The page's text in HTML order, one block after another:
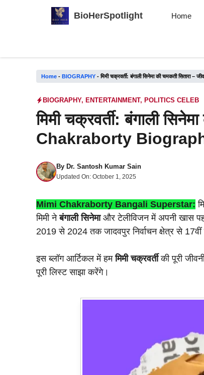
BioHerSpotlight Home
Home - BIOGRAPHY -मिमी चक्रवर्ती: बंगाली सिनेमा की चमकती
BIOGRAPHY, ENTERTAINMENT, POLITICS CELEB
मिमी चक्रवर्ती: बंगाली
Chakraborty
By Dr. Santosh Kumar Sain
Updated On: October 1, 2025
Mimi Chakraborty Bangali Superstar:
मिमी नेबंगाली सिनेमाऔर टेलीविजन में अपनी खास
2019 से 2024 तक जादवपुर निर्वाचन क्षेत्र से
इस ब्लॉग आर्टिकल में हममिमी चक्रवर्तीकी पूरी
पूरी लिस्ट साझा करेंगे।